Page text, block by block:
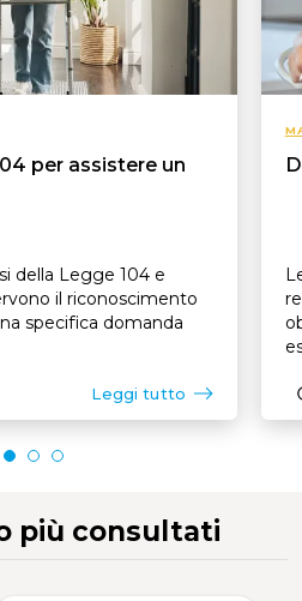
per assistere un
della Legge 104 e
il riconoscimento
specifica domanda
Leggi tutto
più consultati